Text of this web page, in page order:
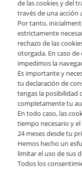
de las cookies y del
través de una
Por tanto,
estrictamente
rechazo de las
otorgada. En caso
impedimos la
Es importante y
tu declaración de
tengas la posibilidad
completamente tu
En todo caso, las
tiempo necesario y
24 meses desde tu
Hemos hecho un
limitar el uso de sus
Todos los